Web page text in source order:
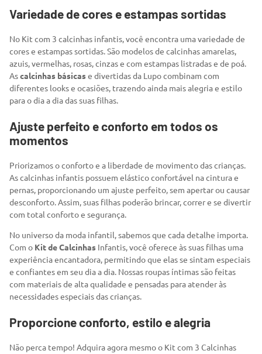
Variedade de cores e estampas sortidas
No Kit com 3 calcinhas infantis, você encontra uma variedade de
cores e estampas sortidas. São modelos de calcinhas amarelas,
azuis, vermelhas, rosas, cinzas e com estampas listradas e de poá.
Ascalcinhas básicase divertidas da Lupo combinam com
diferentes looks e ocasiões, trazendo ainda mais alegria e estilo
para o dia a dia das suas filhas.
Ajuste perfeito e conforto em todos os
momentos
Priorizamos o conforto e a liberdade de movimento das crianças.
As calcinhas infantis possuem elástico confortável na cintura e
pernas, proporcionando um ajuste perfeito, sem apertar ou causar
desconforto. Assim, suas filhas poderão brincar, correr e se divertir
com total conforto e segurança.
No universo da moda infantil, sabemos que cada detalhe importa.
Com o Kit de Calcinhas Infantis, você oferece às suas filhas uma
experiência encantadora, permitindo que elas se sintam especiais
e confiantes em seu dia a dia. Nossas roupas íntimas são feitas
com materiais de alta qualidade e pensadas para atender às
necessidades especiais das crianças.
Proporcione conforto, estilo e alegria
Não perca tempo! Adquira agora mesmo o Kit com 3 Calcinhas